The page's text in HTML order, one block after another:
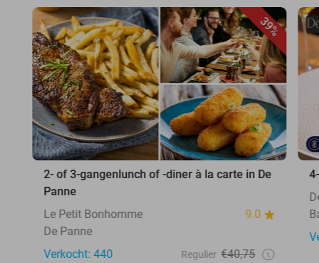
39%
2- of 3-gangenlunch of -diner à la carte in De
Panne
Le Petit Bonhomme
9.0
De Panne
Verkocht: 440
Regulier €40,75